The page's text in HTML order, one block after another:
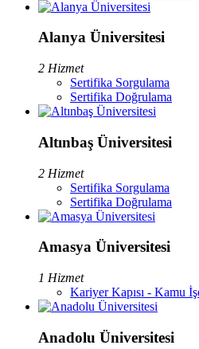
Alanya Üniversitesi
2 Hizmet
Sertifika Sorgulama
Sertifika Doğrulama
Altınbaş Üniversitesi
2 Hizmet
Sertifika Sorgulama
Sertifika Doğrulama
Amasya Üniversitesi
1 Hizmet
Kariyer Kapısı - Kamu
Anadolu Üniversitesi